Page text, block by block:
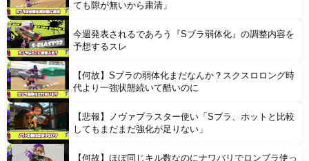
ても隙が無いから粛清」
今週発表されるであろう『Sブラ弱体化』の調整内容を
予想するスレ
【何故】Sブラの弱体化まだなんか？スクスロロング時
代より一強状態続いて酷いのに
【悲報】ノヴァブラスター使い「Sブラ、ホットと比較
してもまだまだ強化が足りない」
【何故】ほぼ同じキル数なのにナワバリでロンブラ使っ